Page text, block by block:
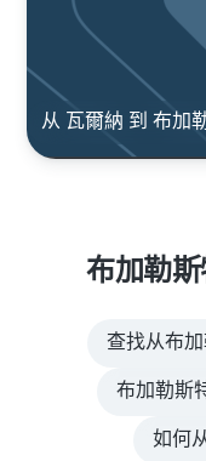
从 瓦爾納 到 布加
布加勒
查找从布
布加勒斯
如何